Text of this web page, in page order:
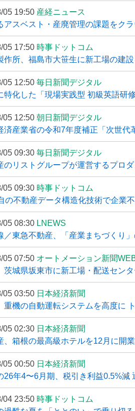
05 19:50 産経ニュース
アスベスト・産廃管理の課題をク
05 17:50 時事ドットコム
作所、福島市大笹生に新工場の建
05 12:50 毎日新聞デジタル
特化した「現場実践型 初級英語研
05 12:50 朝日新聞デジタル
済産業省の令和7年度補正「次世代
05 09:30 毎日新聞デジタル
のリストグループが運営するプロ
05 09:30 時事ドットコム
の不動産データ構造化技術で企業
05 08:30 LNEWS
／東急不動産、「産業まちづくり
05 07:50 オートメーション新聞
茨城県坂東市に新工場・配送セン
05 03:50 日本経済新聞
重機の自動運転システムを高度に
05 02:30 日本経済新聞
、箱根の最高級ホテルを12月に開
05 00:50 日本経済新聞
26年4〜6月期、税引き利益0.5%減
04 23:50 時事ドットコム